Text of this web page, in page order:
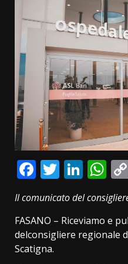
Facebook
Twitter
Il comunicato del
FASANO – Riceviamo e
delconsigliere regionale
Scatigna.